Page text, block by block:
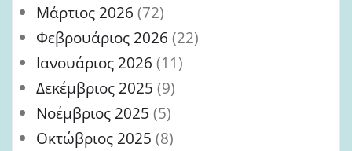
Μάρτιος 2026 (72)
Φεβρουάριος 2026 (22)
Ιανουάριος 2026 (11)
Δεκέμβριος 2025 (9)
Νοέμβριος 2025 (5)
Οκτώβριος 2025 (8)